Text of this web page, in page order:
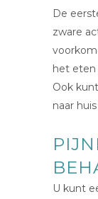
De
zware
het eten
Ook
naar
U kunt